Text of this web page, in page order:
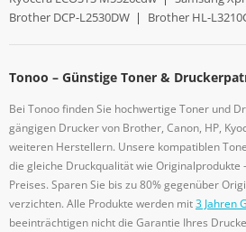
Brother DCP-L2530DW | Brother HL-
Tonoo – Günstige Toner &
Bei Tonoo finden Sie hochwertige Toner und
gängigen Drucker von Brother, Canon, HP,
weiteren Herstellern. Unsere kompatiblen
die gleiche Druckqualität wie Originalprodukte
Preises. Sparen Sie bis zu 80% gegenüber
verzichten. Alle Produkte werden mit3 Jahren
beeinträchtigen nicht die Garantie Ihres